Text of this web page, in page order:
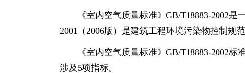
《室内空气质量标准》GB/T18883-2002是
2001（2006版）是建筑工程环境污染物控制规
《室内空气质量标准》GB/T18883-2002标准
涉及5项指标。